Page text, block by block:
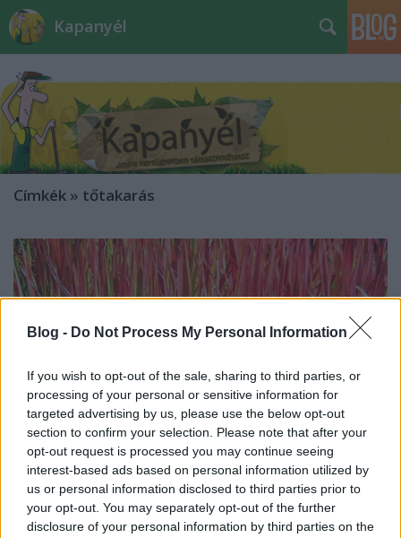
Blog - Do Not Process My Personal Information
If you wish to opt-out of the sale, sharing to third parties, or
processing of your personal or sensitive information for
targeted advertising by us, please use the below opt-out
section to confirm your selection. Please note that after your
opt-out request is processed you may continue seeing
interest-based ads based on personal information utilized by
us or personal information disclosed to third parties prior to
your opt-out. You may separately opt-out of the further
disclosure of your personal information by third parties on the
Kapanyél
Címkék » tőtakarás
A kecskéknél is több kárt okoz a